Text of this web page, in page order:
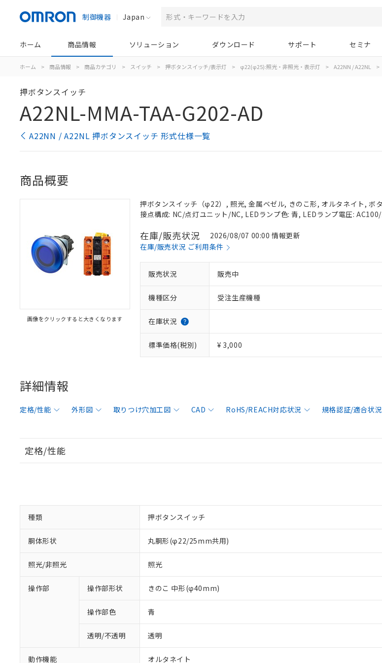
制御機器 Japan
ホーム 商品情報 ソリューション ダウンロード サポート セミナ
ホーム > 商品情報 > 商品カテゴリ > スイッチ > 押ボタンスイッチ/表示灯 > φ22(φ25):照光・非照光・表示灯 > A22NN / A22NL >
押ボタンスイッチ
A22NL-MMA-TAA-G202-AD
A22NN / A22NL 押ボタンスイッチ 形式仕様一覧
商品概要
画像をクリックすると大きくなります
押ボタンスイッチ（φ22）, 照光, 金属ベゼル, きのこ形, オルタネイト, ボ
接点構成: NC/点灯ユニット/NC, LEDランプ色: 青, LEDランプ電圧:
在庫/販売状況
2026/08/07 00:00 情報更新
在庫/販売状況 ご利用条件
販売状況 販売中
機種区分 受注生産機種
在庫状況
標準価格(税別) ¥ 3,000
詳細情報
定格/性能 外形図 取りつけ穴加工図 CAD RoHS/REACH対応状況 規格認証/適合状況
定格/性能
種類 押ボタンスイッチ
胴体形状 丸胴形(φ22/25mm共用)
照光/非照光 照光
操作部 操作部形状 きのこ 中形(φ40mm)
操作部色 青
透明/不透明 透明
動作機能 オルタネイト